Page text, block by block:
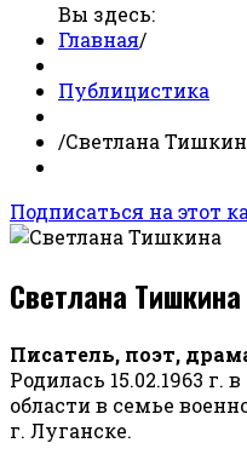
Вы здесь:
Главная/
Публицистика
/Светлана
Подписаться на этот
Светлана Тишкина
Писатель, поэт,
Родилась 15.02.1963 г.
области в семье
г. Луганске.